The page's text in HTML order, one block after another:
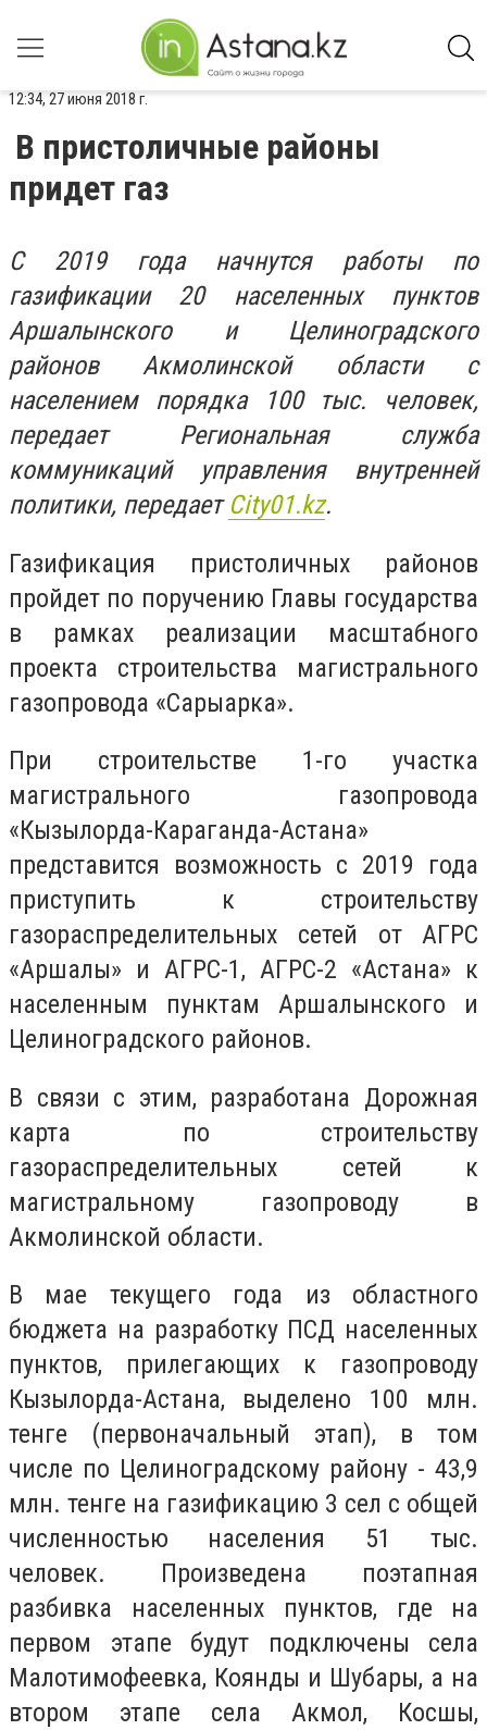
12:34, 27 июня 2018 г.
В пристоличные районы
придет газ
С 2019 года начнутся работы по
газификации 20 населенных пунктов
Аршалынского и Целиноградского
районов Акмолинской области с
населением порядка 100 тыс. человек,
передает Региональная служба
коммуникаций управления внутренней
политики, передаетСity01.kz.
Газификация пристоличных районов
пройдет по поручению Главы государства
в рамках реализации масштабного
проекта строительства магистрального
газопровода «Сарыарка».
При строительстве 1-го участка
магистрального газопровода
«Кызылорда-Караганда-Астана»
представится возможность с 2019 года
приступить к строительству
газораспределительных сетей от АГРС
«Аршалы» и АГРС-1, АГРС-2 «Астана» к
населенным пунктам Аршалынского и
Целиноградского районов.
В связи с этим, разработана Дорожная
карта по строительству
газораспределительных сетей к
магистральному газопроводу в
Акмолинской области.
В мае текущего года из областного
бюджета на разработку ПСД населенных
пунктов, прилегающих к газопроводу
Кызылорда-Астана, выделено 100 млн.
тенге (первоначальный этап), в том
числе по Целиноградскому району - 43,9
млн. тенге на газификацию 3 сел с общей
численностью населения 51 тыс.
человек. Произведена поэтапная
разбивка населенных пунктов, где на
первом этапе будут подключены села
Малотимофеевка, Коянды и Шубары, а на
втором этапе села Акмол, Косшы,